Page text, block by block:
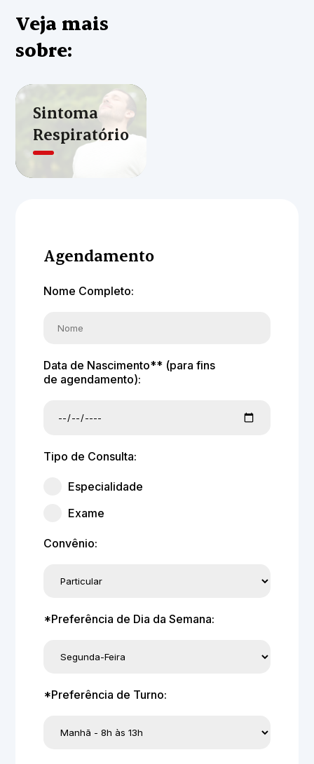
Veja mais
sobre:
Sintoma
Respiratório
Agendamento
Nome Completo:
Data de Nascimento** (para fins
de agendamento):
Tipo de Consulta:
Especialidade
Exame
Convênio:
*Preferência de Dia da Semana:
*Preferência de Turno: